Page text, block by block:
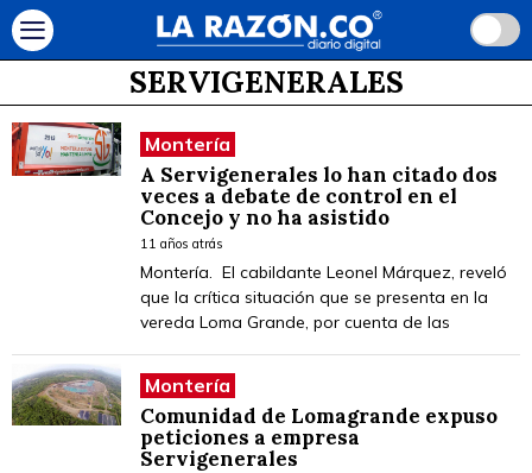
SERVIGENERALES
Montería
A Servigenerales lo han citado dos
veces a debate de control en el
Concejo y no ha asistido
11 años atrás
Montería. El cabildante Leonel Márquez, reveló
que la crítica situación que se presenta en la
vereda Loma Grande, por cuenta de las
Montería
Comunidad de Lomagrande expuso
peticiones a empresa
Servigenerales